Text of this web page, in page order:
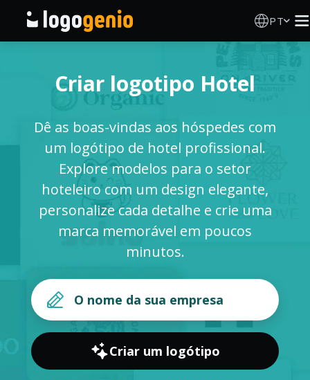
PT
Gerador de logótipos IA
Ideias de logótipos
Produtos impressos
Sobre
INICIAR SESSÃO
Criar logotipo Hotel
Dê as boas-vindas aos hóspedes com
um logótipo de hotel profissional.
Explore modelos para o setor
hoteleiro com um design elegante,
personalize cada detalhe e crie uma
marca memorável em poucos
minutos.
Criar um logótipo